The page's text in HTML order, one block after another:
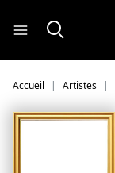
Accueil Artistes